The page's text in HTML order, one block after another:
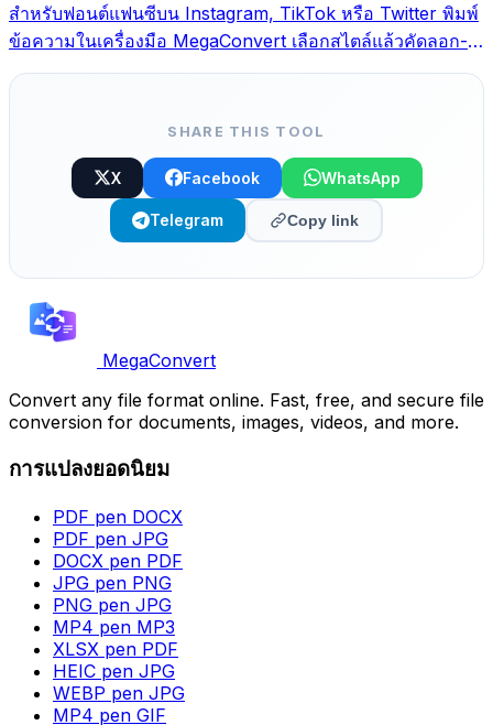
สำหรับฟอนต์แฟนซีบน Instagram, TikTok หรือ Twitter พิมพ์
ข้อความในเครื่องมือ MegaConvert เลือกสไตล์แล้วคัดลอก-
วาง
SHARE THIS TOOL
X Facebook WhatsApp
Telegram Copy link
MegaConvert
Convert any file format online. Fast, free, and secure file
conversion for documents, images, videos, and more.
การแปลงยอดนิยม
PDF pen DOCX
PDF pen JPG
DOCX pen PDF
JPG pen PNG
PNG pen JPG
MP4 pen MP3
XLSX pen PDF
HEIC pen JPG
WEBP pen JPG
MP4 pen GIF